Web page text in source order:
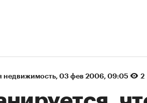
недвижимость⁠, 03 фев 2006, 09:05 2